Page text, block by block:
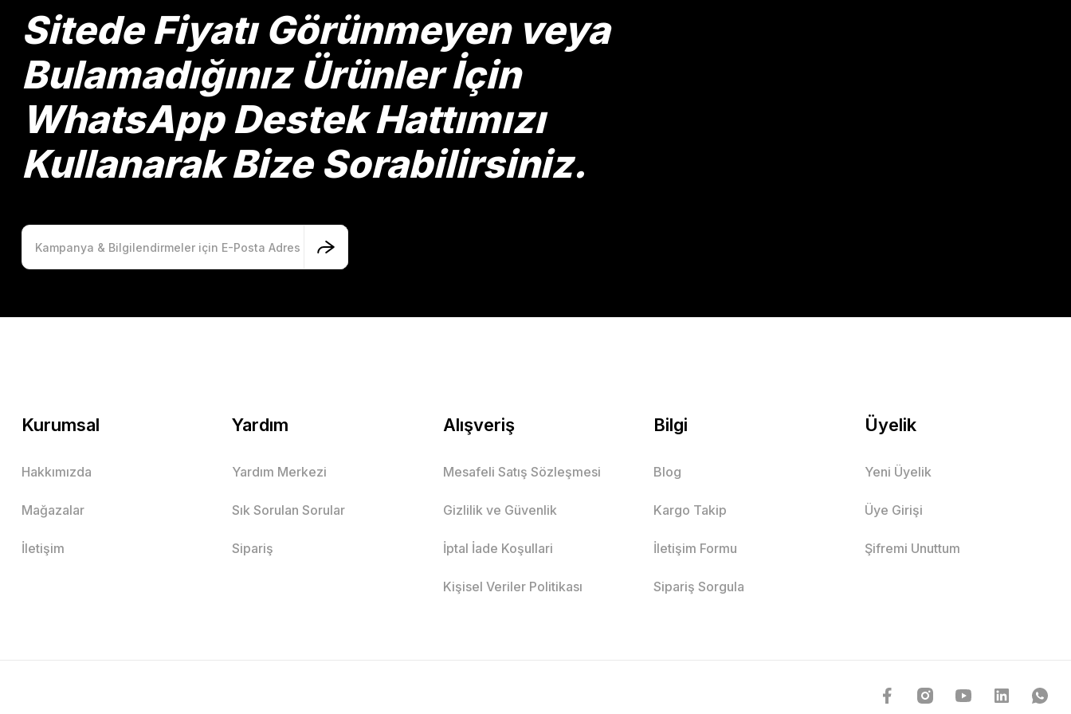
Ürün fiyatı diğer sitelerden daha pahalı.
Bu ürüne benzer farklı alternatifler olmalı.
Gönder
Sitede Fiyatı Görünmeyen veya
Bulamadığınız Ürünler İçin
WhatsApp Destek Hattımızı
Kullanarak Bize Sorabilirsiniz.
Kurumsal
Hakkımızda
Mağazalar
İletişim
Yardım
Yardım Merkezi
Sık Sorulan Sorular
Sipariş
Alışveriş
Mesafeli Satış Sözleşmesi
Gizlilik ve Güvenlik
İptal İade Koşullari
Kişisel Veriler Politikası
Bilgi
Blog
Kargo Takip
İletişim Formu
Sipariş Sorgula
Üyelik
Yeni Üyelik
Üye Girişi
Şifremi Unuttum